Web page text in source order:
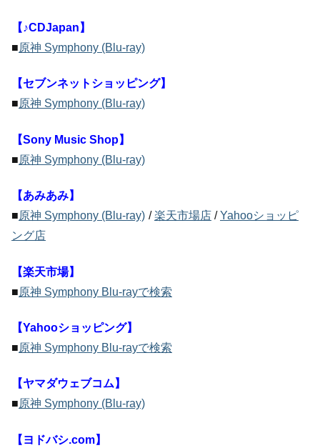
【♪CDJapan】
■原神 Symphony (Blu-ray)
【セブンネットショッピング】
■原神 Symphony (Blu-ray)
【Sony Music Shop】
■原神 Symphony (Blu-ray)
【あみあみ】
■原神 Symphony (Blu-ray) /楽天市場店 /Yahooショッピ
ング店
【楽天市場】
■原神 Symphony Blu-rayで検索
【Yahooショッピング】
■原神 Symphony Blu-rayで検索
【ヤマダウェブコム】
■原神 Symphony (Blu-ray)
【ヨドバシ.com】